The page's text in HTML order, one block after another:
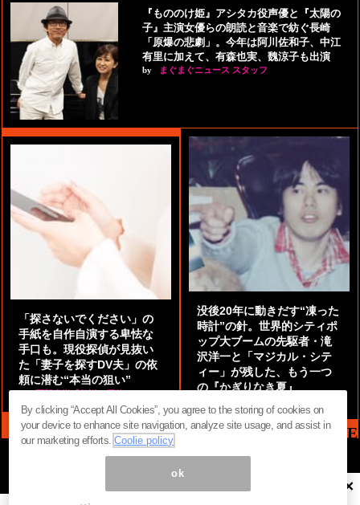
『もののけ姫』アシタカ役声優と『太陽の
子』主演女優らの朗読と音楽で紡ぐ長崎
「原爆の悲劇」。今年は阿川佐和子、中江
有里に加えて、有森也実、魏涼子も出演
by まぐまぐニュース スタッフ
「探さないでください」の
手紙を自作自演する卑怯な
手口も。現役探偵が見抜い
た「妻子を探すDV夫」の依
頼に潜む“本当の狙い”
by 阿部泰尚『伝説の探偵』
没後20年に動きだす“凍った
時計”の針。世界的シティポ
ップ大ブームの先駆者・滝
沢洋一と「マジカル・シテ
ィー」が残した、もう一つ
の『かぎりなき夏』
MAG2 NEWS HEADLINE
ページ内の商標は全て商標権者に属します。無断転載を禁じます。 ©
×
By clicking “Accept All Cookies”, you agree to the storing of cookies on
your device to enhance site navigation, analyze site usage, and assist in
our marketing efforts.Coolie policy
ok